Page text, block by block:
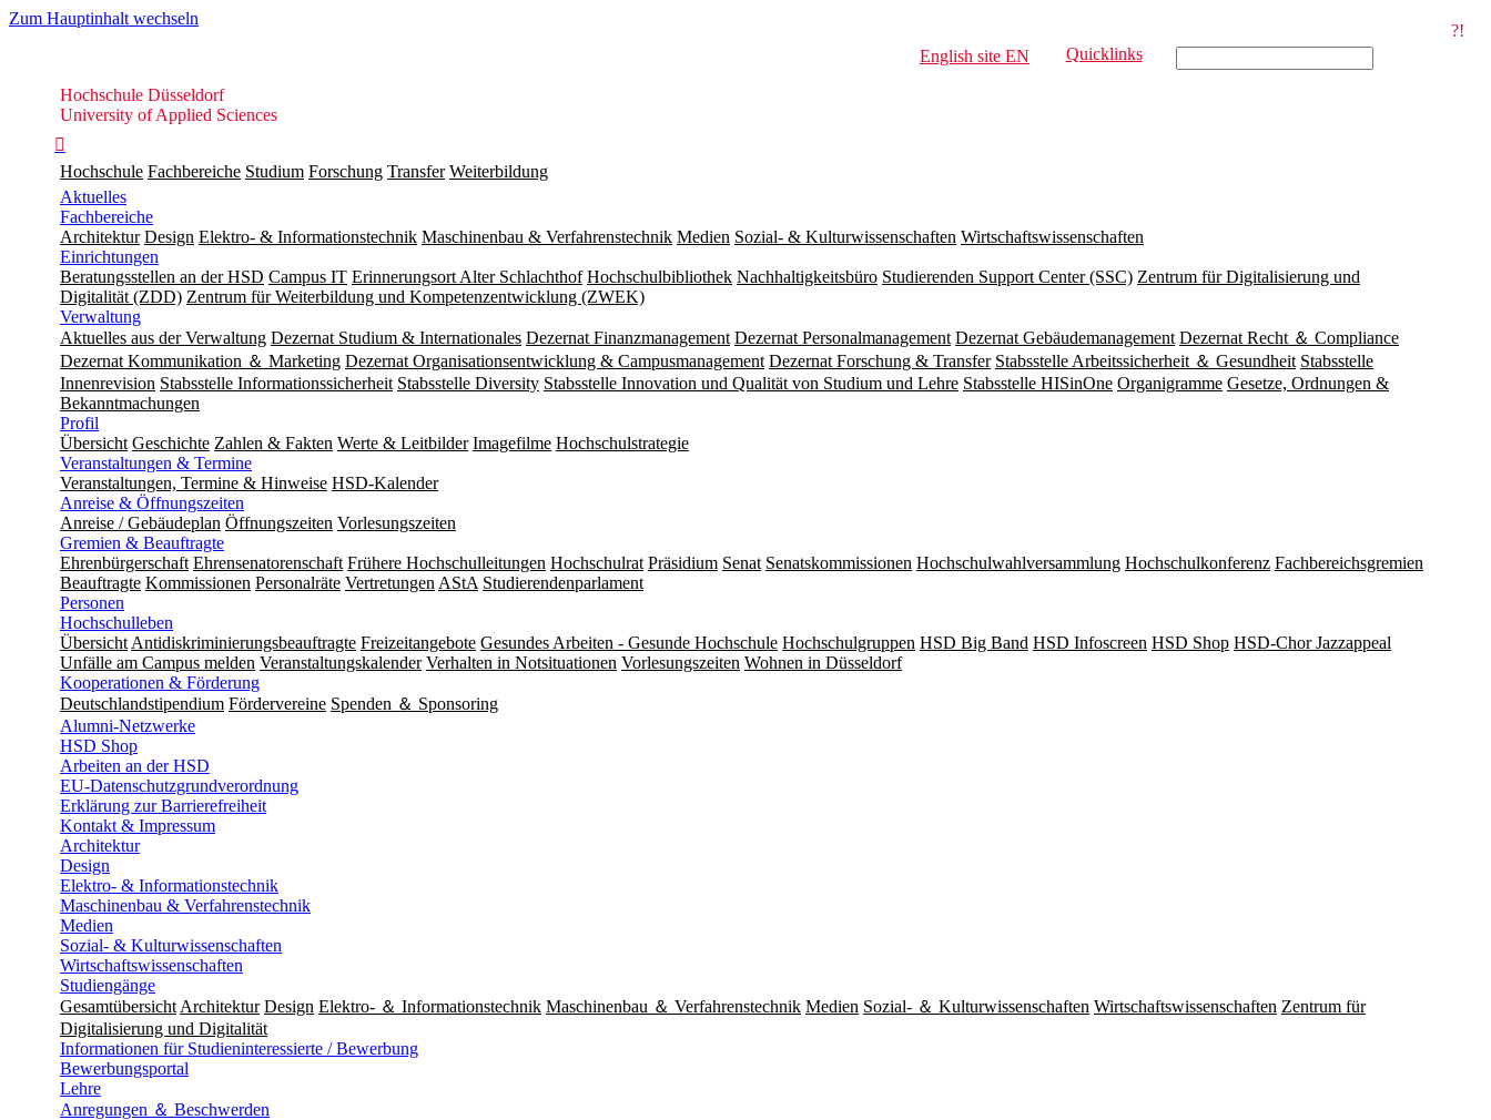
Zum Hauptinhalt wechseln
?!
Hochschule
Düsseldorf
Hochschule Düsseldorf
University of Applied Sciences

English site EN Quicklinks
Hochschule Fachbereiche Studium Forschung Transfer Weiterbildung
Aktuelles
Fachbereiche
Architektur Design Elektro- & Informationstechnik Maschinenbau & Verfahrenstechnik Medien Sozial- & Kulturwissenschaften Wirtschaftswissenschaften
Einrichtungen
Beratungsstellen an der HSD Campus IT Erinnerungsort Alter Schlachthof Hochschulbibliothek Nachhaltigkeitsbüro Studierenden Support Center (SSC) Zentrum für Digitalisierung und
Digitalität (ZDD) Zentrum für Weiterbildung und Kompetenzentwicklung (ZWEK)
Verwaltung
Aktuelles aus der Verwaltung Dezernat Studium & Internationales Dezernat Finanzmanagement Dezernat Personalmanagement Dezernat Gebäudemanagement Dezernat Recht ＆ Compliance
Dezernat Kommunikation ＆ Marketing Dezernat Organisationsentwicklung & Campusmanagement Dezernat Forschung & Transfer Stabsstelle Arbeitssicherheit ＆ Gesundheit Stabsstelle
Innenrevision Stabsstelle In­for­ma­ti­ons­sicher­heit Stabsstelle Diversity Stabsstelle Innovation und Qualität von Studium und Lehre Stabsstelle HISinOne Organigramme Gesetze, Ordnungen &
Bekanntmachungen
Profil
Übersicht Geschichte Zahlen & Fakten Werte & Leitbilder Imagefilme Hochschulstrategie
Veranstaltungen & Termine
Veranstaltungen, Termine & Hinweise HSD-Kalender
Anreise & Öffnungszeiten
Anreise / Gebäudeplan Öffnungszeiten Vorlesungszeiten
Gremien & Beauftragte
Ehrenbürgerschaft Ehrensenatorenschaft Frühere Hochschulleitungen Hochschulrat Präsidium Senat Senatskommissionen Hochschulwahlversammlung Hochschulkonferenz Fachbereichsgremien
Beauftragte Kommissionen Personalräte Vertretungen AStA Studierendenparlament
Personen
Hochschulleben
Übersicht Antidiskriminierungsbeauftragte Freizeitangebote Gesundes Arbeiten - Gesunde Hochschule Hochschulgruppen HSD Big Band HSD Infoscreen HSD Shop HSD-Chor Jazzappeal
Unfälle am Campus melden Veranstaltungskalender Verhalten in Notsituationen Vorlesungszeiten Wohnen in Düsseldorf
Kooperationen & Förderung
Deutschlandstipendium Fördervereine Spenden ＆ Sponsoring
Alumni-Netzwerke
HSD Shop
Arbeiten an der HSD
EU-Datenschutzgrundverordnung
Erklärung zur Barrierefreiheit
Kontakt & Impressum
Architektur
Design
Elektro- & Informationstechnik
Maschinenbau & Verfahrenstechnik
Medien
Sozial- & Kulturwissenschaften
Wirtschaftswissenschaften
Studiengänge
Gesamtübersicht Architektur Design Elektro- ＆ Informationstechnik Maschinenbau ＆ Verfahrenstechnik Medien Sozial- ＆ Kulturwissenschaften Wirtschaftswissenschaften Zentrum für
Digitalisierung und Digitalität
Informationen für Studieninteressierte / Bewerbung
Bewerbungsportal
Lehre
Anregungen ＆ Beschwerden